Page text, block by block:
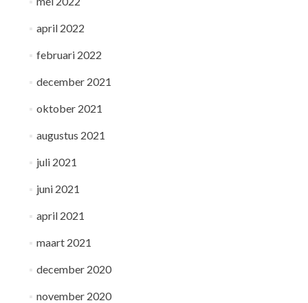
april 2022
februari 2022
december 2021
oktober 2021
augustus 2021
juli 2021
juni 2021
april 2021
maart 2021
december 2020
november 2020